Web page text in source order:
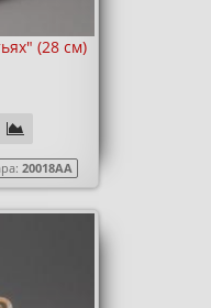
(28 см)
20018AA